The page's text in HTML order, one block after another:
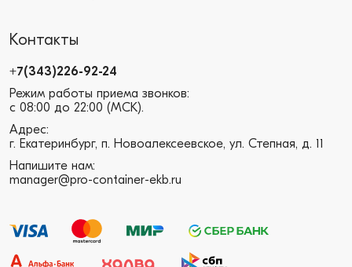
Контакты
+7(343)226-92-24
Режим работы приема звонков:
с 08:00 до 22:00 (МСК).
Адрес:
г. Екатеринбург, п. Новоалексеевское, ул. Степная, д. 11
Напишите нам:
manager@pro-container-ekb.ru